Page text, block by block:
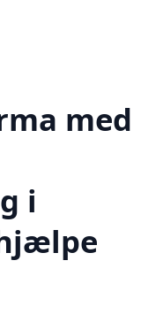
med
i